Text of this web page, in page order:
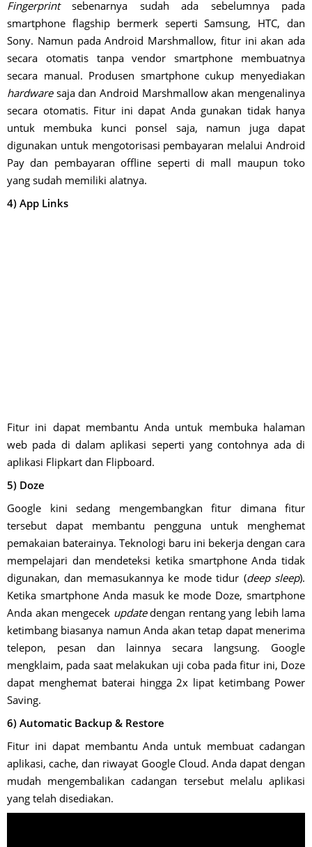
Fingerprintsebenarnya sudah ada sebelumnya pada
smartphone flagship bermerk seperti Samsung, HTC, dan
Sony. Namun pada Android Marshmallow, fitur ini akan ada
secara otomatis tanpa vendor smartphone membuatnya
secara manual. Produsen smartphone cukup menyediakan
hardwaresaja dan Android Marshmallow akan mengenalinya
secara otomatis. Fitur ini dapat Anda gunakan tidak hanya
untuk membuka kunci ponsel saja, namun juga dapat
digunakan untuk mengotorisasi pembayaran melalui Android
Pay dan pembayaran offline seperti di mall maupun toko
yang sudah memiliki alatnya.
4) App Links
Fitur ini dapat membantu Anda untuk membuka halaman
web pada di dalam aplikasi seperti yang contohnya ada di
aplikasi Flipkart dan Flipboard.
5) Doze
Google kini sedang mengembangkan fitur dimana fitur
tersebut dapat membantu pengguna untuk menghemat
pemakaian baterainya. Teknologi baru ini bekerja dengan cara
mempelajari dan mendeteksi ketika smartphone Anda tidak
digunakan, dan memasukannya ke mode tidur (deep sleep).
Ketika smartphone Anda masuk ke mode Doze, smartphone
Anda akan mengecek updatedengan rentang yang lebih lama
ketimbang biasanya namun Anda akan tetap dapat menerima
telepon, pesan dan lainnya secara langsung. Google
mengklaim, pada saat melakukan uji coba pada fitur ini, Doze
dapat menghemat baterai hingga 2x lipat ketimbang Power
Saving.
6) Automatic Backup & Restore
Fitur ini dapat membantu Anda untuk membuat cadangan
aplikasi, cache, dan riwayat Google Cloud. Anda dapat dengan
mudah mengembalikan cadangan tersebut melalu aplikasi
yang telah disediakan.